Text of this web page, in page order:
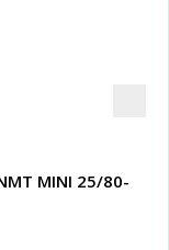
MINI 25/80-